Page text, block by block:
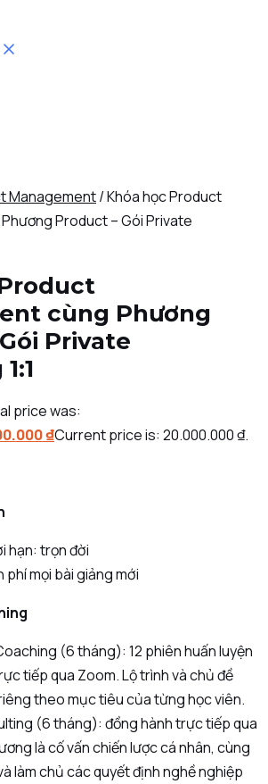
Management/ Khóa học Product
Product – Gói Private
cùng Phương
Private
price was:
₫Current price is: 20.000.000 ₫.
hạn: trọn đời
phí mọi bài giảng mới
(6 tháng): 12 phiên huấn luyện
tiếp qua Zoom. Lộ trình và chủ đề
theo mục tiêu của từng học viên.
(6 tháng): đồng hành trực tiếp qua
là cố vấn chiến lược cá nhân, cùng
làm chủ các quyết định nghề nghiệp